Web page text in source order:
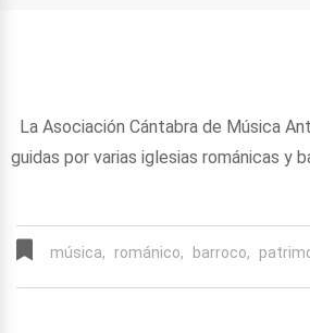
La Asociación Cántabra de Música
guidas por varias iglesias románicas y
música, románico, barroco,